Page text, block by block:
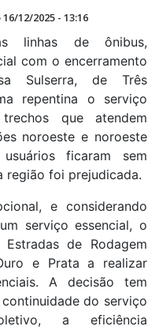
12/2025 - 13:16
linhas de ônibus,
com o encerramento
Sulserra, de Três
repentina o serviço
que atendem
noroeste e noroeste
ficaram sem
região foi prejudicada.
e considerando
serviço essencial, o
de Rodagem
e Prata a realizar
A decisão tem
do serviço
a eficiência